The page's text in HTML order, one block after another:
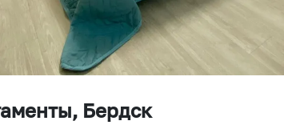
, Бердск